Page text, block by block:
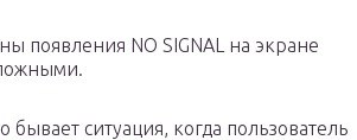
появления NO SIGNAL на экране
ситуация, когда пользователь